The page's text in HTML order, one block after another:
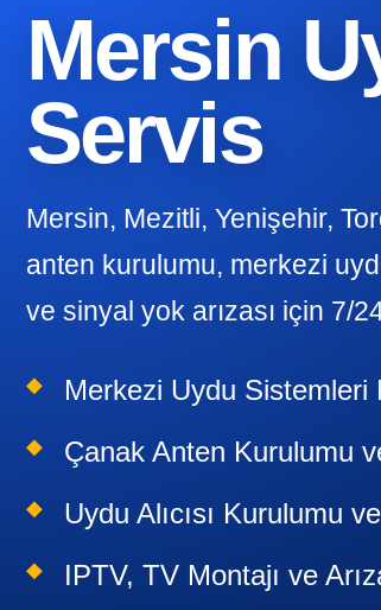
Mersin
Servis
Mersin, Mezitli, Yenişehir,
anten kurulumu, merkezi
ve sinyal yok arızası için 7/
Merkezi Uydu Sistemleri
Çanak Anten Kurulumu
Uydu Alıcısı Kurulumu
IPTV, TV Montajı ve